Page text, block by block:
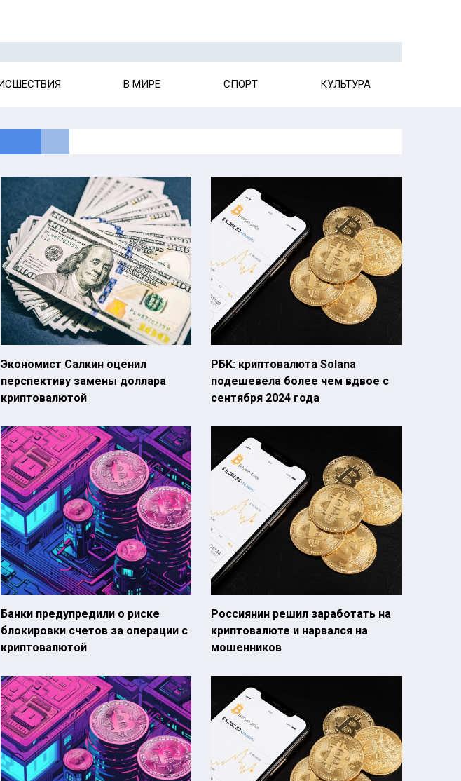
В МИРЕ СПОРТ КУЛЬТУРА
Экономист Салкин оценил
перспективу замены доллара
криптовалютой
РБК: криптовалюта Solana
подешевела более чем вдвое с
сентября 2024 года
Банки предупредили о риске
блокировки счетов за операции с
криптовалютой
Россиянин решил заработать на
криптовалюте и нарвался на
мошенников